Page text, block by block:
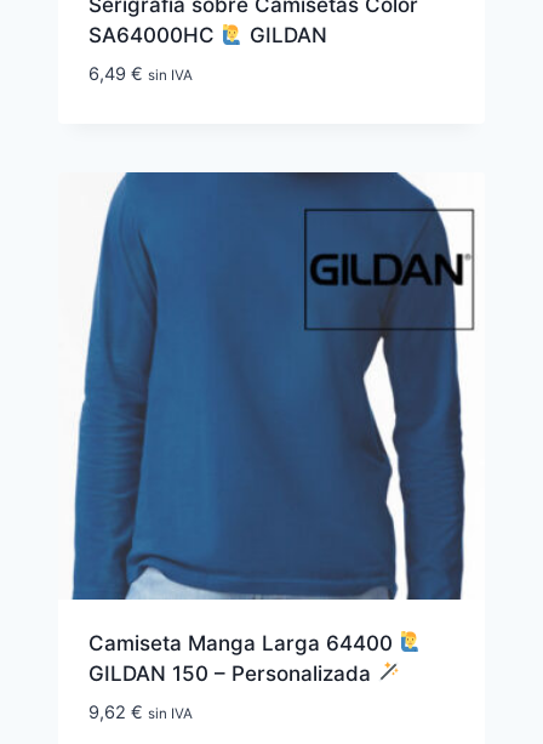
Serigrafía sobre Camisetas Color
SA64000HC
GILDAN
6,49 € sin IVA
Camiseta Manga Larga 64400
GILDAN 150 – Personalizada
9,62 € sin IVA